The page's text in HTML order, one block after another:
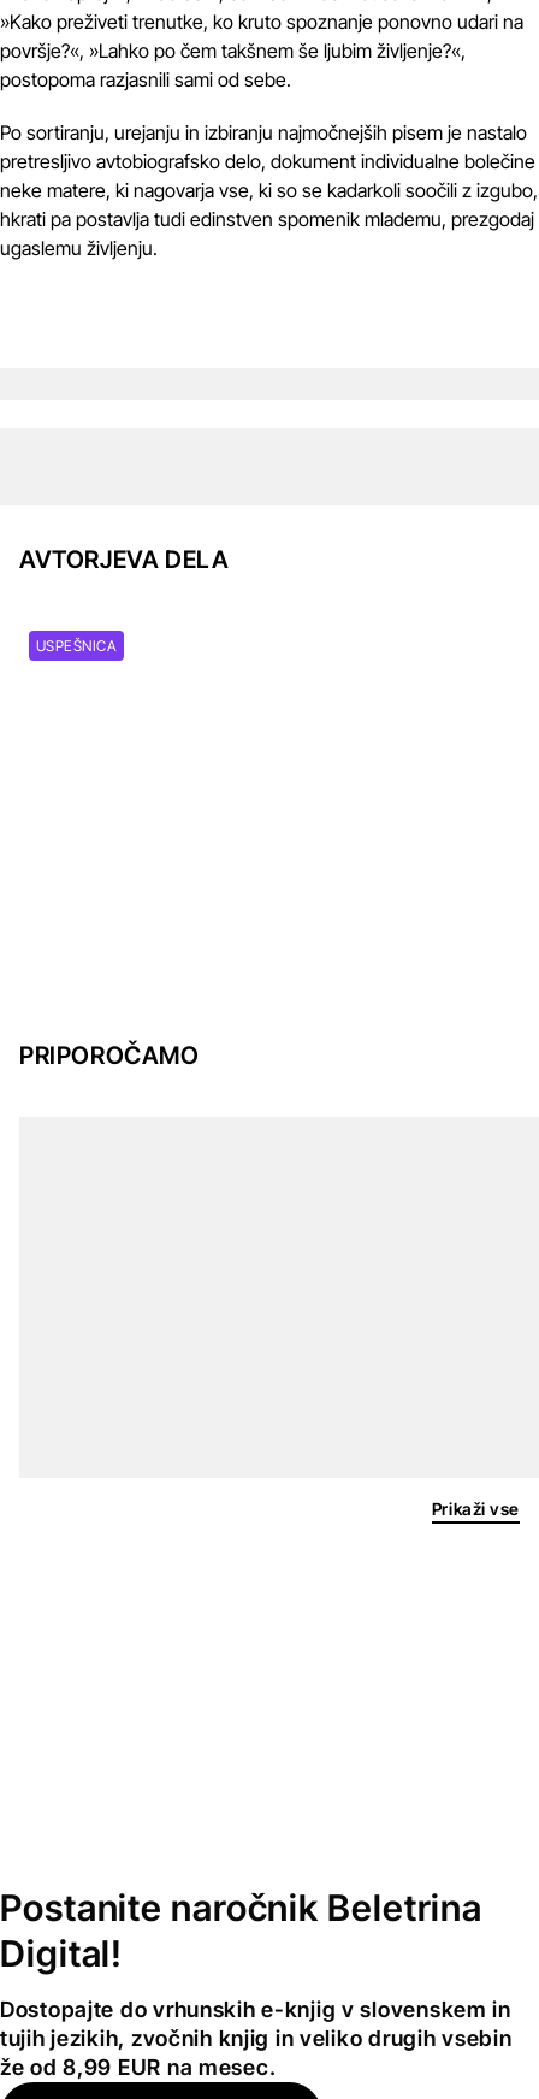
»Kako preživeti trenutke, ko kruto spoznanje ponovno udari na
površje?«, »Lahko po čem takšnem še ljubim življenje?«,
postopoma razjasnili sami od sebe.
Po sortiranju, urejanju in izbiranju najmočnejših pisem je nastalo
pretresljivo avtobiografsko delo, dokument individualne bolečine
neke matere, ki nagovarja vse, ki so se kadarkoli soočili z izgubo,
hkrati pa postavlja tudi edinstven spomenik mlademu, prezgodaj
ugaslemu življenju.
AVTORJEVA DELA
USPEŠNICA
PRIPOROČAMO
Prikaži vse
Postanite naročnik Beletrina
Digital!
Dostopajte do vrhunskih e-knjig v slovenskem in
tujih jezikih, zvočnih knjig in veliko drugih vsebin
že od 8,99 EUR na mesec.